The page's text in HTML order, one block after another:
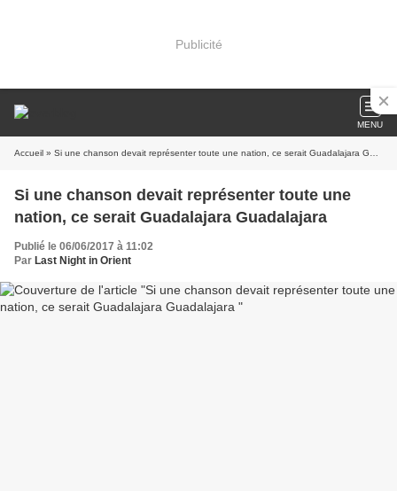
Publicité
MENU
Accueil » Si une chanson devait représenter toute une nation, ce serait Guadalajara Guadalajara
Si une chanson devait représenter toute une
nation, ce serait Guadalajara Guadalajara
Publié le 06/06/2017 à 11:02
Par Last Night in Orient